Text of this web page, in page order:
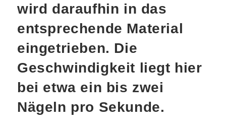
wird daraufhin in das
entsprechende Material
eingetrieben. Die
Geschwindigkeit liegt hier
bei etwa ein bis zwei
Nägeln pro Sekunde.